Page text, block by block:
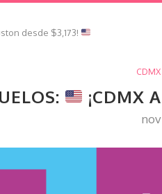
desde $3,173!
CDMX
¡CDMX